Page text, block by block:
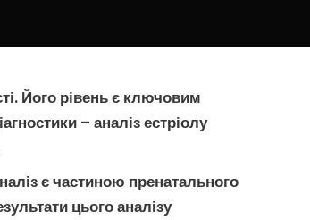
Його рівень є ключовим
– аналіз естріолу
є частиною пренатального
цього аналізу